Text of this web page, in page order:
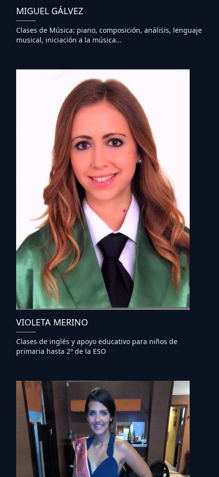
MIGUEL GÁLVEZ
Clases de Música: piano, composición, análisis, lenguaje
musical, iniciación a la música...
VIOLETA MERINO
Clases de inglés y apoyo educativo para niños de
primaria hasta 2º de la ESO